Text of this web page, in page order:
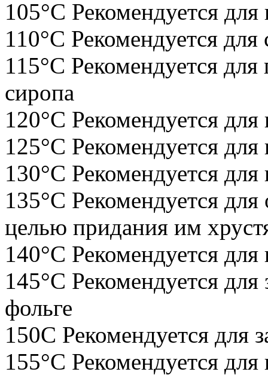
105°С Рекомендуется
110°С Рекомендуется для
115°С Рекомендуется для
сиропа
120°С Рекомендуется для
125°С Рекомендуется
130°С Рекомендуется для
135°С Рекомендуется
целью придания им
140°С Рекомендуется для
145°С Рекомендуется
фольге
150С Рекомендуется для
155°С Рекомендуется